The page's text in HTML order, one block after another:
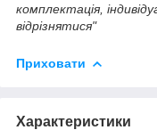
комплектація,
відрізнятися"
Приховати
Характеристики